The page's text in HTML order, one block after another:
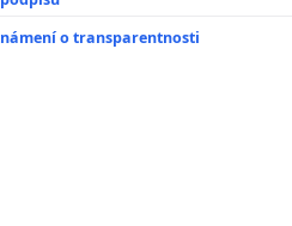
o transparentnosti